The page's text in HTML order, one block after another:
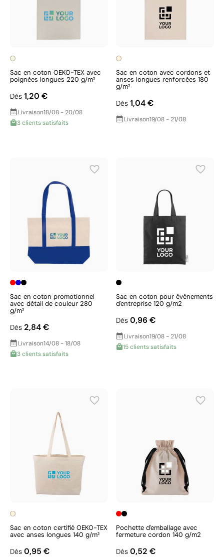
Sac en coton OEKO-TEX avec
poignées longues 220 g/m²
Dès 1,20 €
Livraison18/08 - 20/08
3 clients satisfaits
Sac en coton avec cordons et
anses longues renforcées 180
g/m²
Dès 1,04 €
Livraison19/08 - 21/08
Sac en coton promotionnel
avec détail de couleur 280
g/m²
Dès 2,84 €
Livraison14/08 - 18/08
3 clients satisfaits
Sac en coton pour événements
d'entreprise 120 g/m2
Dès 0,96 €
Livraison19/08 - 21/08
15 clients satisfaits
Sac en coton certifié OEKO-TEX
avec anses longues 140 g/m²
Dès 0,95 €
Pochette d'emballage avec
fermeture cordon 140 g/m2
Dès 0,52 €